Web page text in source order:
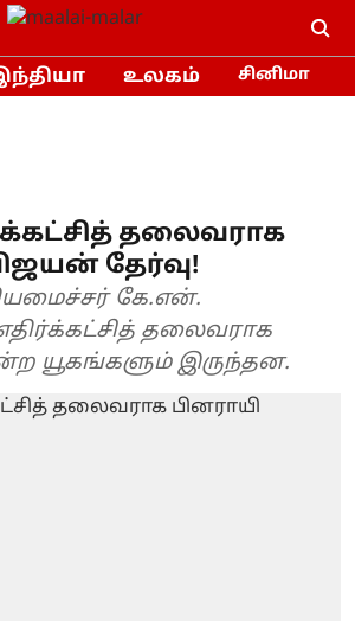
உலகம் சினிமா
தலைவராக
தேர்வு!
கே.என்.
தலைவராக
யூகங்களும் இருந்தன.